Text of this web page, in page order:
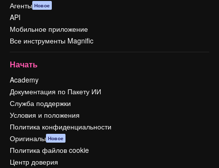
Агенты Новое
API
Мобильное приложение
Все инструменты Magnific
Начать
Academy
Документация по Пакету ИИ
Служба поддержки
Условия и положения
Политика конфиденциальности
Оригиналы Новое
Политика файлов cookie
Центр доверия